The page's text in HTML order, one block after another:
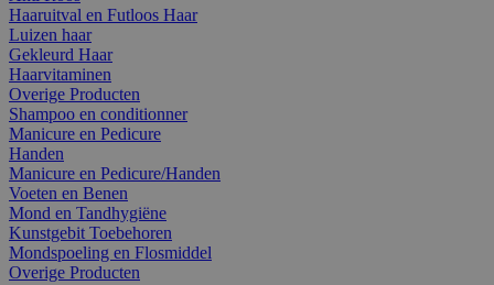
Haaruitval en Futloos Haar
Luizen haar
Gekleurd Haar
Haarvitaminen
Overige Producten
Shampoo en conditionner
Manicure en Pedicure
Handen
Manicure en Pedicure/Handen
Voeten en Benen
Mond en Tandhygiëne
Kunstgebit Toebehoren
Mondspoeling en Flosmiddel
Overige Producten